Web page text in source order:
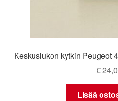
Keskuslukon kytkin Peugeot
€
Lisää